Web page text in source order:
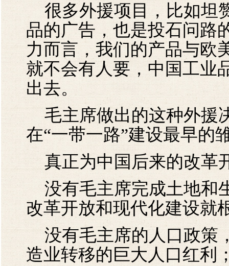
很多外援项目，比如坦
品的广告，也是投石问路
力而言，我们的产品与欧
就不会有人要，中国工业
出去。
毛主席做出的这种外援
在“一带一路”建设最早的
真正为中国后来的改革
没有毛主席完成土地和
改革开放和现代化建设就
没有毛主席的人口政策
造业转移的巨大人口红利